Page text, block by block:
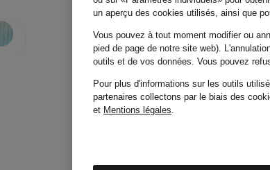
un aperçu des cookies utilisés, ainsi que
Vous pouvez à tout moment modifier ou
pied de page de notre site web).
outils et de vos données. Vous pouvez
Pour plus d'informations sur les outils
partenaires collectons par le biais des
et Mentions légales.